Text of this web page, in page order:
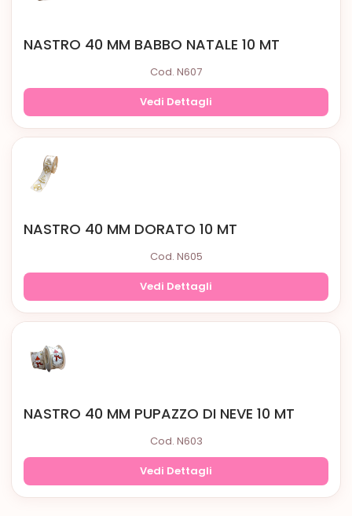
NASTRO 40 MM BABBO NATALE 10 MT
Cod. N607
Vedi Dettagli
NASTRO 40 MM DORATO 10 MT
Cod. N605
Vedi Dettagli
NASTRO 40 MM PUPAZZO DI NEVE 10 MT
Cod. N603
Vedi Dettagli